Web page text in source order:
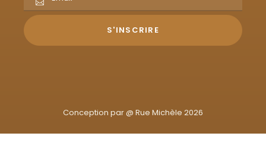
Conception par @ Rue Michèle 2026